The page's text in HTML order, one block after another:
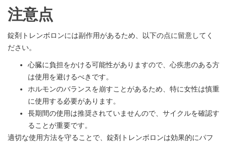
注意点
錠剤トレンボロンには副作用があるため、以下の点に留意してく
ださい。
心臓に負担をかける可能性がありますので、心疾患のある方
は使用を避けるべきです。
ホルモンのバランスを崩すことがあるため、特に女性は慎重
に使用する必要があります。
長期間の使用は推奨されていませんので、サイクルを確認す
ることが重要です。
適切な使用方法を守ることで、錠剤トレンボロンは効果的にパフ